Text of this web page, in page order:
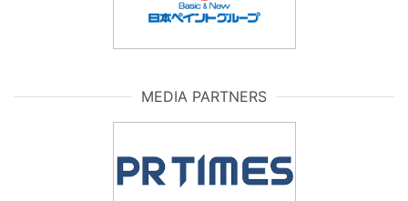
MEDIA PARTNERS